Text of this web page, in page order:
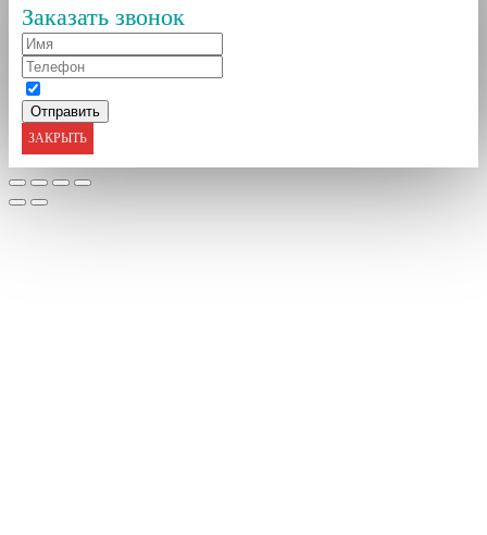
Заказать звонок
ЗАКРЫТЬ